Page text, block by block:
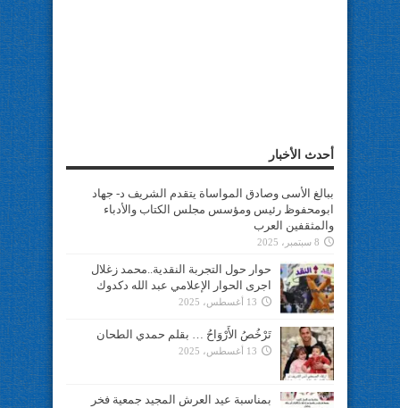
أحدث الأخبار
ببالغ الأسى وصادق المواساة يتقدم الشريف د- جهاد
ابومحفوظ رئيس ومؤسس مجلس الكتاب والأدباء
والمثقفين العرب
8 سبتمبر، 2025
حوار حول التجربة النقدية..محمد زغلال
اجرى الحوار الإعلامي عبد الله دكدوك
13 أغسطس، 2025
تَرْخُصُ الأَرْوَاحُ … بقلم حمدي الطحان
13 أغسطس، 2025
بمناسبة عيد العرش المجيد جمعية فخر